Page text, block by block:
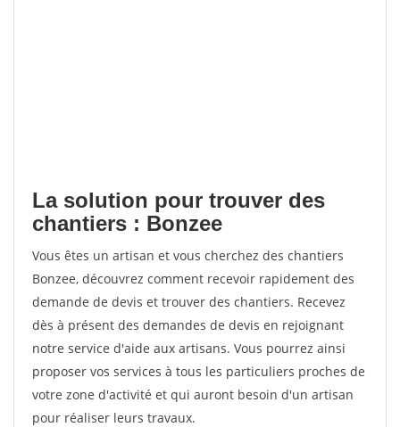
La solution pour trouver des
chantiers : Bonzee
Vous êtes un artisan et vous cherchez des chantiers
Bonzee, découvrez comment recevoir rapidement des
demande de devis et trouver des chantiers. Recevez
dès à présent des demandes de devis en rejoignant
notre service d'aide aux artisans. Vous pourrez ainsi
proposer vos services à tous les particuliers proches de
votre zone d'activité et qui auront besoin d'un artisan
pour réaliser leurs travaux.